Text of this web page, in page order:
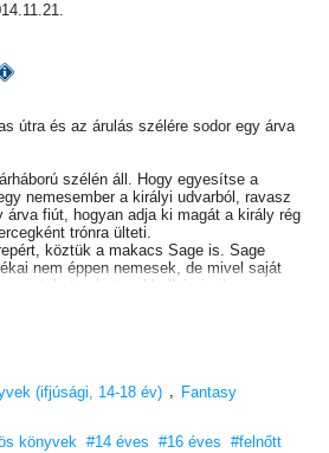
útra és az árulás szélére sodor egy árva
szélén áll. Hogy egyesítse a
nemesember a királyi udvarból, ravasz
fiút, hogyan adja ki magát a király rég
trónra ülteti.
köztük a makacs Sage is. Sage
nem éppen nemesek, de mivel saját
tehet sokat – el kell érnie, hogy
kerül ki élve a kalandból.
Conner bámulatos birtokára
minden tervénél veszélyesebbnek
olvasót.
(ifjúsági, 14-18 év) , Fantasy
könyvek #14 éves #16 éves
#felnőtt